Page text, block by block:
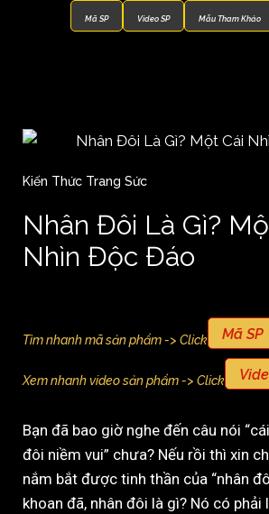
Mã SP Video SP Mẫu Tham Khảo
Kiến Thức Trang Sức
Nhân Đôi Là Gì?
Nhìn Độc Đáo
Tìm nhanh mã sản phẩm -> Click Mã SP
Xem nhanh video sản phẩm -> Click
Bạn đã bao giờ nghe đến câu nói
đôi niềm vui” chưa? Nếu rồi thì xin
nắm bắt được tinh thần của “nhân
khoan đã, nhân đôi là gì? Nó có phải